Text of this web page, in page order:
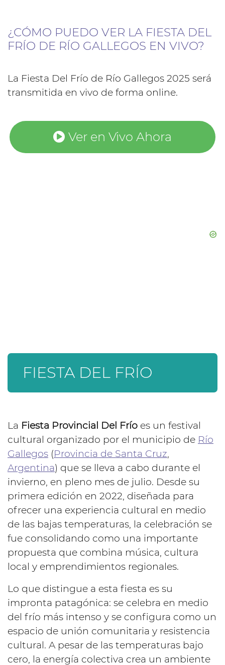
¿CÓMO PUEDO VER LA FIESTA DEL
FRÍO DE RÍO GALLEGOS EN VIVO?
La Fiesta Del Frío de Río Gallegos 2025 será
transmitida en vivo de forma online.
Ver en Vivo Ahora
FIESTA DEL FRÍO
La Fiesta Provincial Del Frío es un festival
cultural organizado por el municipio de Río
Gallegos (Provincia de Santa Cruz,
Argentina) que se lleva a cabo durante el
invierno, en pleno mes de julio. Desde su
primera edición en 2022, diseñada para
ofrecer una experiencia cultural en medio
de las bajas temperaturas, la celebración se
fue consolidando como una importante
propuesta que combina música, cultura
local y emprendimientos regionales.
Lo que distingue a esta fiesta es su
impronta patagónica: se celebra en medio
del frío más intenso y se configura como un
espacio de unión comunitaria y resistencia
cultural. A pesar de las temperaturas bajo
cero, la energía colectiva crea un ambiente